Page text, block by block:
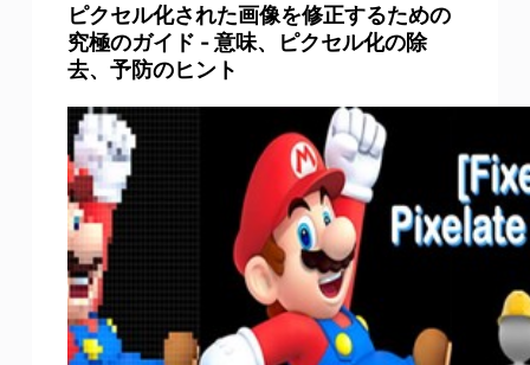
ピクセル化された画像を修正するための
究極のガイド - 意味、ピクセル化の除
去、予防のヒント